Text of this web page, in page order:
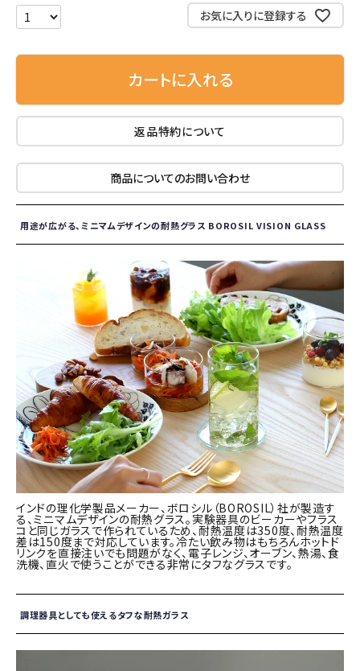
お気に入りに登録する
カートに入れる
返品特約について
商品についてのお問い合わせ
用途が広がる、ミニマムデザインの耐熱グラス BOROSIL VISION GLASS
インドの理化学製品メーカー、ボロシル（BOROSIL）社が製造す
る、ミニマムデザインの耐熱グラス。実験器具のビーカーやフラス
コと同じガラスで作られているため、耐熱温度は350度、耐熱温度
差は150度まで対応しています。冷たい飲み物はもちろんホットド
リンクを直接注いでも問題がなく、電子レンジ、オーブン、熱湯、食
洗機、直火で使うことができる非常にタフなグラスです。
調理器具としても使えるタフな耐熱ガラス